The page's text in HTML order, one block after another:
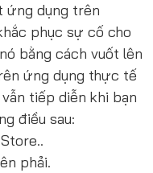
ứng dụng trên
phục sự cố cho
bằng cách vuốt lên
ứng dụng thực tế
tiếp diễn khi bạn
điều sau:
phải.